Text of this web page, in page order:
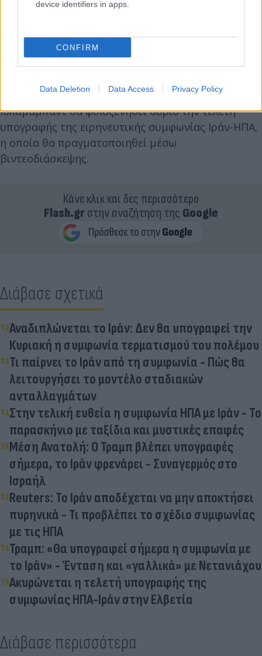
device identifiers in apps.
CONFIRM
Data Deletion Data Access Privacy Policy
Εξωτερικών, Ταχίρ Αντραμπι, δήλωσε ότι το
Ισλαμαμπάντ θα φιλοξενήσει αύριο την τελετή
υπογραφής της ειρηνευτικής συμφωνίας Ιράν-ΗΠΑ,
η οποία θα πραγματοποιηθεί μέσω
βιντεοδιάσκεψης.
Κάνε κλικ και δες περισσότερο
Flash.grστην αναζήτηση της Google
Διάβασε σχετικά
Αναδιπλώνεται το Ιράν: Δεν θα υπογραφεί την
Κυριακή η συμφωνία τερματισμού του πολέμου
Τι παίρνει το Ιράν από τη συμφωνία - Πώς θα
λειτουργήσει το μοντέλο σταδιακών
ανταλλαγμάτων
Στην τελική ευθεία η συμφωνία ΗΠΑ με Ιράν - Το
παρασκήνιο με ταξίδια και μυστικές επαφές
Μέση Ανατολή: Ο Τραμπ βλέπει υπογραφές
σήμερα, το Ιράν φρενάρει - Συναγερμός στο
Ισραήλ
Reuters: Το Ιράν αποδέχεται να μην αποκτήσει
πυρηνικά - Τι προβλέπει το σχέδιο συμφωνίας
με τις ΗΠΑ
Τραμπ: «Θα υπογραφεί σήμερα η συμφωνία με
το Ιράν» - Ένταση και «γαλλικά» με Νετανιάχου
Ακυρώνεται η τελετή υπογραφής της
συμφωνίας ΗΠΑ-Ιράν στην Ελβετία
Διάβασε περισσότερα